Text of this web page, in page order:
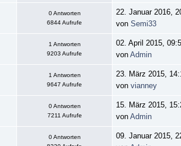
0 Antworten
6844 Aufrufe
22. Januar 2016,
vonSemi33
1 Antworten
9203 Aufrufe
02. April 2015,
vonAdmin
1 Antworten
9647 Aufrufe
23. März 2015,
vonvianney
0 Antworten
7211 Aufrufe
15. März 2015,
vonAdmin
0 Antworten
09. Januar 2015,